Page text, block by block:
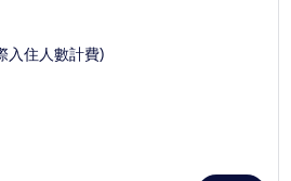
入住人數計費)